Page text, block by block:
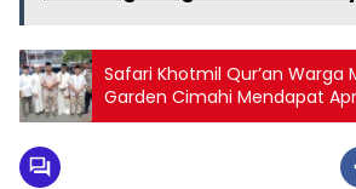
Safari Khotmil Qur’an Warga
Garden Cimahi Mendapat
Walikota Cimahi